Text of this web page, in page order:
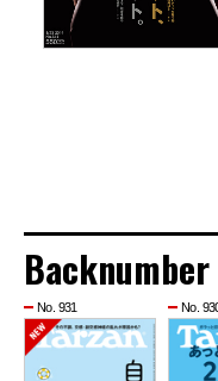
Backnumber
No. 931 No.